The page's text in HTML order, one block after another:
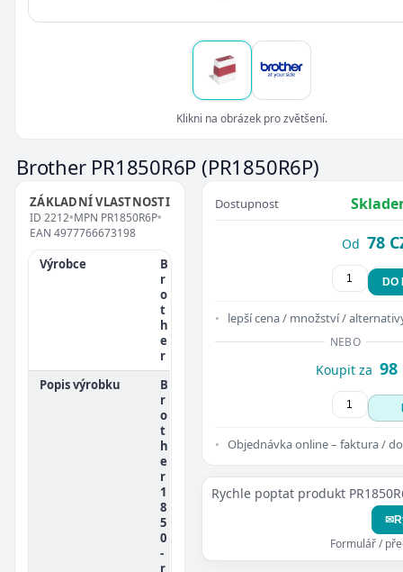
Klikni na obrázek pro zvětšení.
Brother PR1850R6P(PR1850R6P)
ZÁKLADNÍ VLASTNOSTI
ID 2212•MPN PR1850R6P•
EAN 4977766673198
Výrobce
B
r
o
t
h
e
r
Popis výrobku
B
r
o
t
h
e
r
1
8
5
0
-
r
Dostupnost
Od 78
DO
lepší cena / množství /
NEBO
Koupit za 98
Objednávka online – faktura /
Rychle poptat produkt
✉
Formulář /